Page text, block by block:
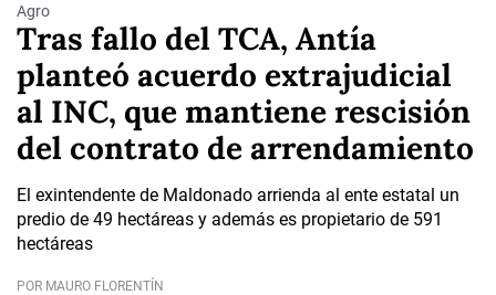
Agro
Tras fallo del TCA, Antía
planteó acuerdo extrajudicial
al INC, que mantiene rescisión
del contrato de arrendamiento
El exintendente de Maldonado arrienda al ente estatal un
predio de 49 hectáreas y además es propietario de 591
hectáreas
POR MAURO FLORENTÍN